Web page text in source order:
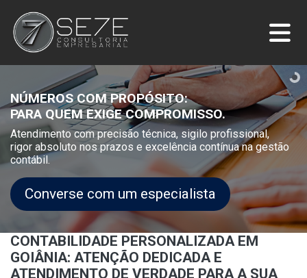
NÚMEROS COM PROPÓSITO:
PARA QUEM EXIGE COMPROMISSO.
Atendimento com precisão técnica, sigilo profissional,
rigor absoluto nos prazos e excelência contínua na gestão
contábil.
Converse com um especialista
CONTABILIDADE PERSONALIZADA EM
GOIÂNIA: ATENÇÃO DEDICADA E
ATENDIMENTO DE VERDADE PARA A SUA